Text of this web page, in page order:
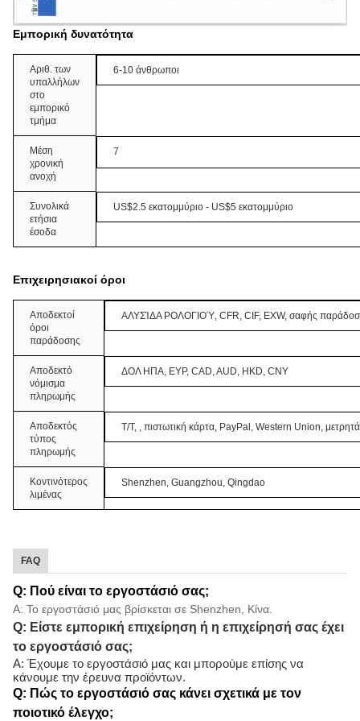
Εμπορική δυνατότητα
Αριθ. των
υπαλλήλων
στο
εμπορικό
τμήμα
6-10 άνθρωποι
Μέση
χρονική
ανοχή
7
Συνολικά
ετήσια
έσοδα
US$2.5 εκατομμύριο - US$5 εκατομμύριο
Επιχειρησιακοί όροι
Αποδεκτοί
όροι
παράδοσης
ΑΛΥΣΊΔΑ ΡΟΛΟΓΙΟΎ, CFR, CIF, EXW, σαφής
Αποδεκτό
νόμισμα
πληρωμής
ΔΟΛ ΗΠΑ, ΕΥΡ, CAD, AUD, HKD, CNY
Αποδεκτός
τύπος
πληρωμής
T/T, , πιστωτική κάρτα, PayPal, Western Union,
Κοντινότερος
λιμένας
Shenzhen, Guangzhou, Qingdao
FAQ
Q: Πού είναι το εργοστάσιό σας;
Α: Το εργοστάσιό μας βρίσκεται σε Shenzhen, Κίνα.
Q: Είστε εμπορική επιχείρηση ή η επιχείρησή σας έχει
το εργοστάσιό σας;
Α: Έχουμε το εργοστάσιό μας και μπορούμε επίσης να
κάνουμε την έρευνα προϊόντων.
Q: Πώς το εργοστάσιό σας κάνει σχετικά με τον
ποιοτικό έλεγχο;